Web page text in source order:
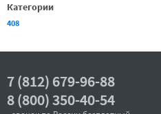
Категории
408
7 (812) 679-96-88
8 (800) 350-40-54